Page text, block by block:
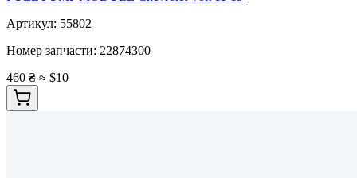
Артикул: 55802
Номер запчасти: 22874300
460 ₴ ≈ $10